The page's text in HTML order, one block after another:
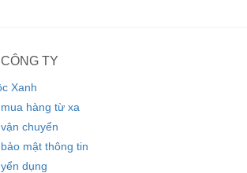
TY
Xanh
hàng từ xa
chuyển
mật thông tin
dụng